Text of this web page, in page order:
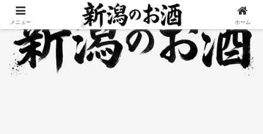
メニュー ホーム